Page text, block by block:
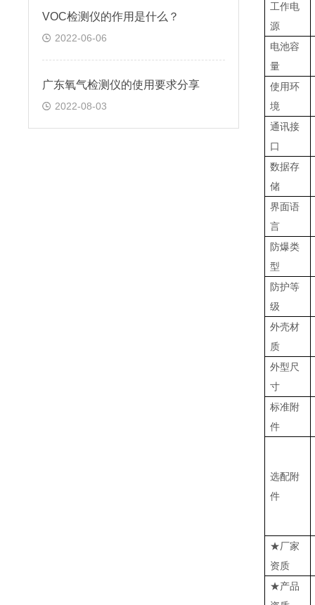
VOC检测仪的作用是什么？
2022-06-06
广东氧气检测仪的使用要求分享
2022-08-03
工作电
源
电池容
量
使用环
境
通讯接
口
数据存
储
界面语
言
防爆类
型
防护等
级
外壳材
质
外型尺
寸
标准附
件
选配附
件
★厂家
资质
★产品